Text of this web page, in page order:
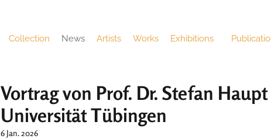
Collection News Artists Works Exhibitions
Vortrag von Prof. Dr. Stefan
Universität Tübingen
6 Jan. 2026